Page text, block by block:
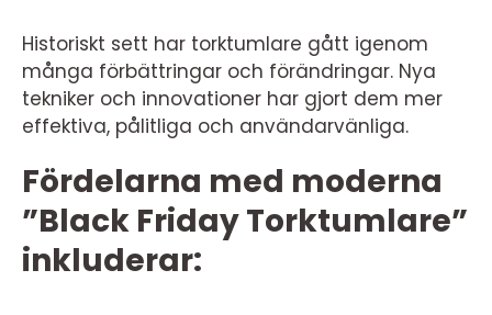
Historiskt sett har torktumlare gått igenom
många förbättringar och förändringar. Nya
tekniker och innovationer har gjort dem mer
effektiva, pålitliga och användarvänliga.
Fördelarna med moderna
”Black Friday Torktumlare”
inkluderar: